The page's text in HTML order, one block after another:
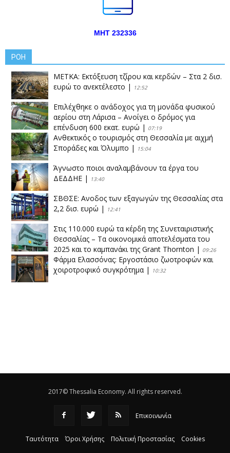
ΜΗΤ 232336
ΡΟΗ
ΜΕΤΚΑ: Εκτόξευση τζίρου και κερδών – Στα 2 δισ.
ευρώ το ανεκτέλεστο | 12:52
Επιλέχθηκε ο ανάδοχος για τη μονάδα φυσικού
αερίου στη Λάρισα – Ανοίγει ο δρόμος για
επένδυση 600 εκατ. ευρώ | 07:19
Ανθεκτικός ο τουρισμός στη Θεσσαλία με αιχμή
Σποράδες και Όλυμπο | 15:04
Άγνωστο ποιοι αναλαμβάνουν τα έργα του
ΔΕΔΔΗΕ | 13:40
ΣΒΘΣΕ: Aνοδος των εξαγωγών της Θεσσαλίας στα
2,2 δισ. ευρώ | 12:41
Στις 110.000 ευρώ τα κέρδη της Συνεταιριστικής
Θεσσαλίας – Τα οικονομικά αποτελέσματα του
2025 και το καμπανάκι της Grant Thornton | 09:26
Φάρμα Ελασσόνας: Εργοστάσιο ζωοτροφών και
χοιροτροφικό συγκρότημα | 10:32
2017© Thessalia Economy. All rights reserved.
Επικοινωνία
Ταυτότητα Όροι Χρήσης Πολιτική Προστασίας Cookies